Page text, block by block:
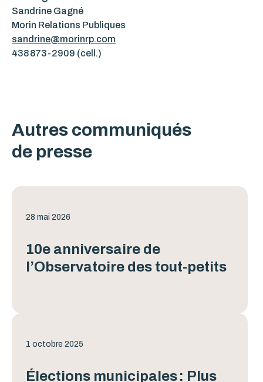
Sandrine Gagné
Morin Relations Publiques
sandrine@morinrp.com
438 873-2909 (cell.)
Autres communiqués
de presse
28 mai 2026
10e anniversaire de
l’Observatoire des tout-petits
1 octobre 2025
Élections municipales : Plus